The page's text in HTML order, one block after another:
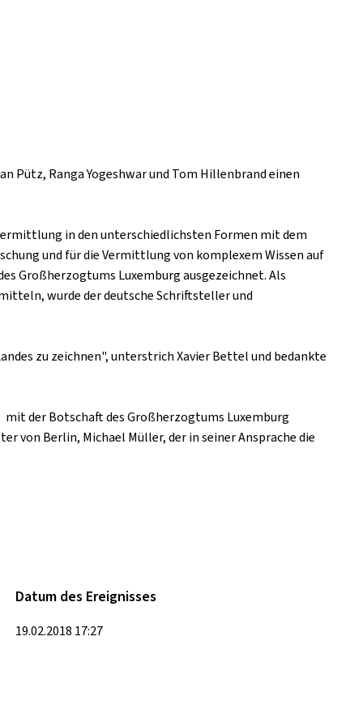
Pütz, Ranga Yogeshwar und Tom Hillenbrand einen
in den unterschiedlichsten Formen mit dem
und für die Vermittlung von komplexem Wissen auf
Großherzogtums Luxemburg ausgezeichnet. Als
wurde der deutsche Schriftsteller und
zu zeichnen", unterstrich Xavier Bettel und bedankte
der Botschaft des Großherzogtums Luxemburg
von Berlin, Michael Müller, der in seiner Ansprache die
Datum des Ereignisses
19.02.2018 17:27